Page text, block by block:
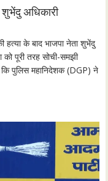
n
s
l
s
e
n
शुभेंदु अधिकारी
हत्या के बाद भाजपा नेता शुभेंदु
को पूरी तरह सोची-समझी
कि पुलिस महानिदेशक (DGP) ने